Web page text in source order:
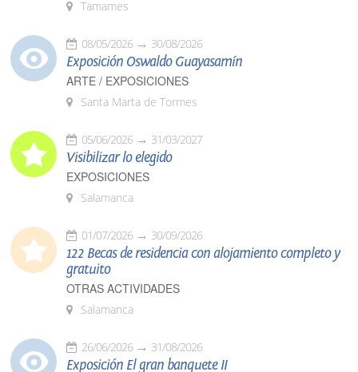
Tamames
08/05/2026 30/08/2026
Exposición Oswaldo Guayasamín
ARTE / EXPOSICIONES
Santa Marta de Tormes
05/06/2026 31/03/2027
Visibilizar lo elegido
EXPOSICIONES
Salamanca
01/07/2026 30/09/2026
122 Becas de residencia con alojamiento completo y
gratuito
OTRAS ACTIVIDADES
Salamanca
26/06/2026 31/08/2026
Exposición El gran banquete II